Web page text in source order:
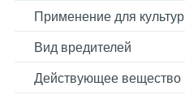
Применение для культур
Вид вредителей
Действующее вещество